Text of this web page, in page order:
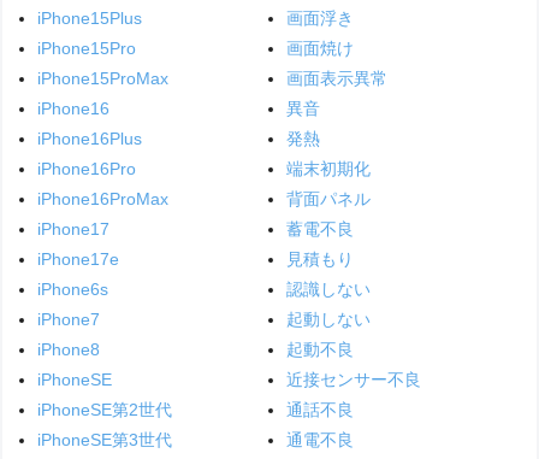
iPhone15Plus
iPhone15Pro
iPhone15ProMax
iPhone16
iPhone16Plus
iPhone16Pro
iPhone16ProMax
iPhone17
iPhone17e
iPhone6s
iPhone7
iPhone8
iPhoneSE
iPhoneSE第2世代
iPhoneSE第3世代
画面浮き
画面焼け
画面表示異常
異音
発熱
端末初期化
背面パネル
蓄電不良
見積もり
認識しない
起動しない
起動不良
近接センサー不良
通話不良
通電不良